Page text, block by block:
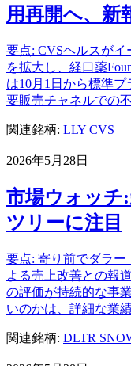
用再開へ、新
要点: CVSヘルスが
を拡大し、経口薬
は10月1日から標準
要販売チャネルでの
関連銘柄: LLY CVS
2026年5月28日
市場ウォッチ
ツリーに注目
要点: 寄り前でダラ
よる売上改善との報
の評価が持続的な事
いのかは、詳細な業
関連銘柄: DLTR